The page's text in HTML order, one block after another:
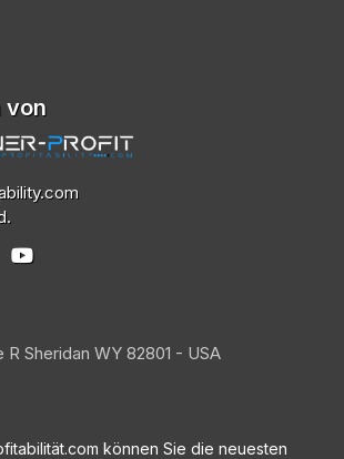
von
R Sheridan WY 82801 - USA
können Sie die neuesten